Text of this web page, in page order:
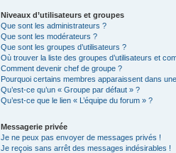
Niveaux d’utilisateurs et groupes
Que sont les administrateurs ?
Que sont les modérateurs ?
Que sont les groupes d’utilisateurs ?
Où trouver la liste des groupes d’utilisateurs et
Comment devenir chef de groupe ?
Pourquoi certains membres apparaissent dans
Qu’est-ce qu’un « Groupe par défaut » ?
Qu’est-ce que le lien « L’équipe du forum » ?
Messagerie privée
Je ne peux pas envoyer de messages privés !
Je reçois sans arrêt des messages indésirables !